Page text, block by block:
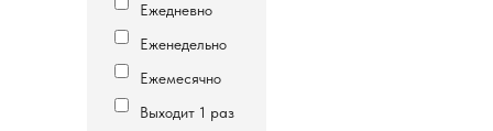
Ежедневно
Еженедельно
Ежемесячно
Выходит 1 раз